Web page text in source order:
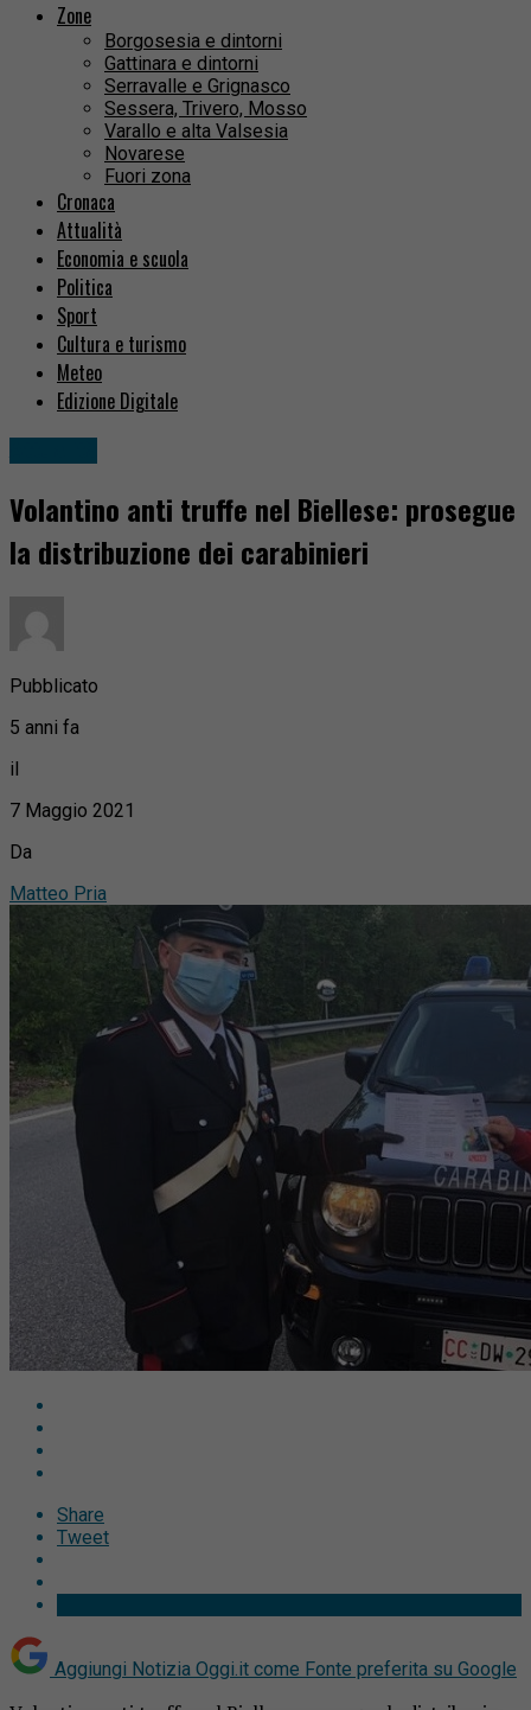
Zone
Borgosesia e dintorni
Gattinara e dintorni
Serravalle e Grignasco
Sessera, Trivero, Mosso
Varallo e alta Valsesia
Novarese
Fuori zona
Cronaca
Attualità
Economia e scuola
Politica
Sport
Cultura e turismo
Meteo
Edizione Digitale
Volantino anti truffe nel Biellese: prosegue
la distribuzione dei carabinieri
Pubblicato
5 anni fa
il
7 Maggio 2021
Da
Matteo Pria
Share
Tweet
Aggiungi Notizia Oggi.it come Fonte preferita su Google